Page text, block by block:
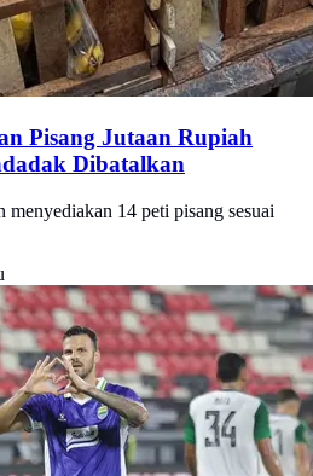
Pisang Jutaan Rupiah
Dibatalkan
menyediakan 14 peti pisang sesuai